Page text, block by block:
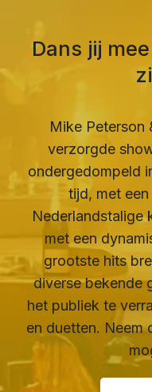
Dans jij
Mike Peterson
verzorgde
ondergedompeld
tijd, met
Nederlandstalige
met een
grootste hits
diverse bekende
het publiek te
en duetten. Neem